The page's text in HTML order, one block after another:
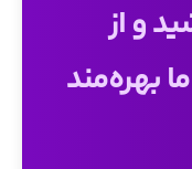
و از
ما بهره‌مند